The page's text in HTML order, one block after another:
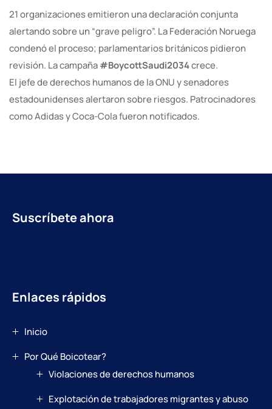
21 organizaciones emitieron una declaración conjunta
alertando sobre un “grave peligro”. La Federación Noruega
condenó el proceso; parlamentarios británicos pidieron
revisión. La campaña#BoycottSaudi2034crece.
El jefe de derechos humanos de la ONU y senadores
estadounidenses alertaron sobre riesgos. Patrocinadores
como Adidas y Coca-Cola fueron notificados.
Suscríbete ahora
Enlaces rápidos
Inicio
Por Qué Boicotear?
Violaciones de derechos humanos
Explotación de trabajadores migrantes y abuso